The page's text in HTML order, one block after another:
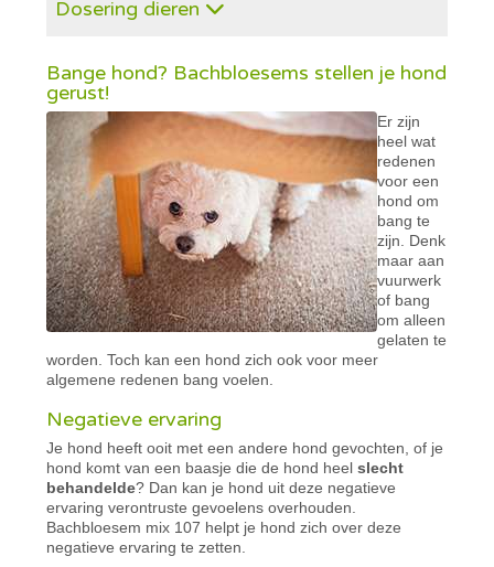
Dosering dieren
Bange hond? Bachbloesems stellen je hond
gerust!
Er zijn
heel wat
redenen
voor een
hond om
bang te
zijn. Denk
maar aan
vuurwerk
of bang
om alleen
gelaten te
worden. Toch kan een hond zich ook voor meer
algemene redenen bang voelen.
Negatieve ervaring
Je hond heeft ooit met een andere hond gevochten, of je
hond komt van een baasje die de hond heelslecht
behandelde? Dan kan je hond uit deze negatieve
ervaring verontruste gevoelens overhouden.
Bachbloesem mix 107 helpt je hond zich over deze
negatieve ervaring te zetten.